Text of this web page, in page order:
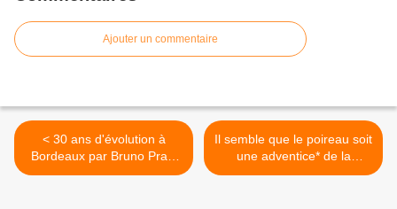
Ajouter un commentaire
< 30 ans d'évolution à
Bordeaux par Bruno Prats
n°1
Il semble que le poireau soit
une adventice* de la
vigne… » JM. Pelt&Co >